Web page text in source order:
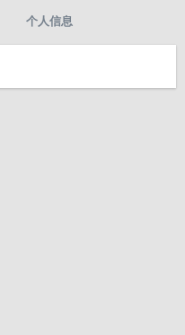
个人信息